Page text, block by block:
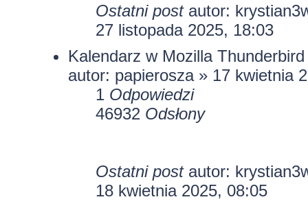
Ostatni post autor:
27 listopada 2025, 18:03
Kalendarz w Mozilla Thunderbird
autor: papierosza» 17 kwietnia
1 Odpowiedzi
46932 Odsłony
Ostatni post autor:
18 kwietnia 2025, 08:05